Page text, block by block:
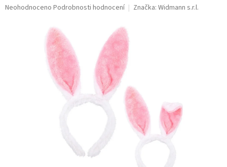
Průměrné
Neohodnoceno Podrobnosti hodnocení Značka: Widmann s.r.l.